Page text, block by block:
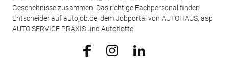
Geschehnisse zusammen. Das richtige Fachpersonal finden
Entscheider auf autojob.de, dem Jobportal von AUTOHAUS, asp
AUTO SERVICE PRAXIS und Autoflotte.